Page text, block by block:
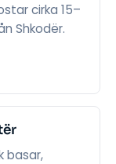
cirka 15–
Shkodër.
basar,